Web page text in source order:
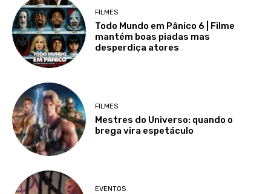
FILMES
Todo Mundo em Pânico 6 | Filme
mantém boas piadas mas
desperdiça atores
FILMES
Mestres do Universo: quando o
brega vira espetáculo
EVENTOS